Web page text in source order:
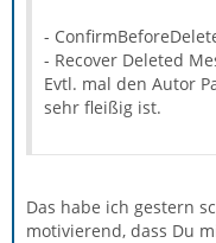
-
- Recover Deleted
Evtl. mal den Autor
sehr fleißig ist.
Das habe ich gestern
motivierend, dass Du